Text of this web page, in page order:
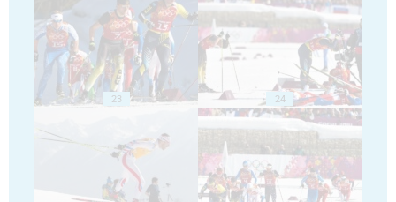
23 24